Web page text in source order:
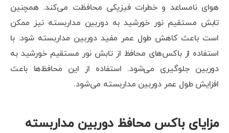
هوای نامساعد و خطرات فیزیکی محافظت می‌کند. همچنین
تابش مستقیم نور خورشید به دوربین مداربسته نیز ممکن
است باعث کاهش طول عمر مفید دوربین مداربسته شود. با
استفاده از باکس‌های محافظ از تابش نور مستقیم خورشید به
دوربین جلوگیری می‌شود. استفاده از این محافظ‌ها باعث
افزایش طول عمر دوربین مداربسته می‌شود.
مزایای باکس محافظ دوربین مداربسته